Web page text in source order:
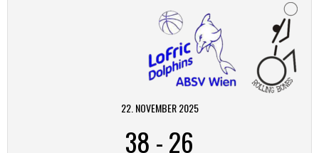
22. NOVEMBER 2025
38 -26